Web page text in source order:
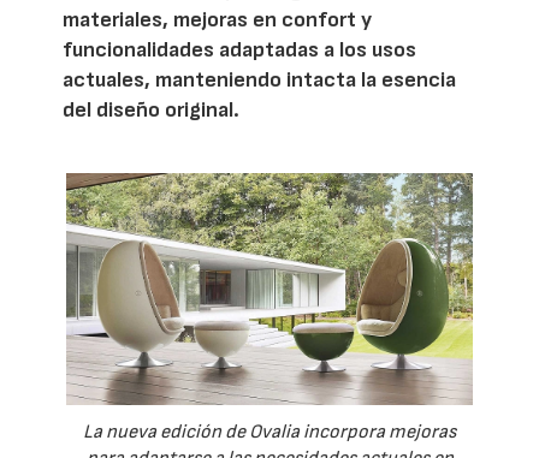
materiales, mejoras en confort y
funcionalidades adaptadas a los usos
actuales, manteniendo intacta la esencia
del diseño original.
La nueva edición de Ovalia incorpora mejoras